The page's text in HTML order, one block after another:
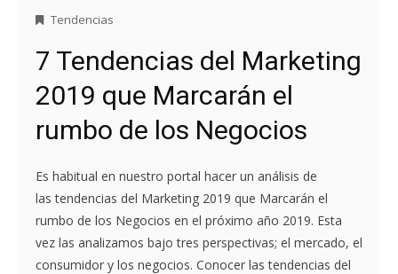
Tendencias
7 Tendencias del Marketing
2019 que Marcarán el
rumbo de los Negocios
Es habitual en nuestro portal hacer un análisis de
las tendencias del Marketing 2019 que Marcarán el
rumbo de los Negocios en el próximo año 2019. Esta
vez las analizamos bajo tres perspectivas; el mercado, el
consumidor y los negocios. Conocer las tendencias del